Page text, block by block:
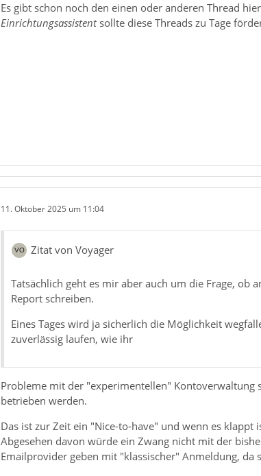
Es gibt schon noch den einen oder anderen Thread
Einrichtungsassistentsollte diese Threads zu Tage
11. Oktober 2025 um 11:04
Zitat von Voyager
Tatsächlich geht es mir aber auch um die Frage, ob
Report schreiben.
Eines Tages wird ja sicherlich die Möglichkeit
zuverlässig laufen, wie ihr
Probleme mit der "experimentellen"
betrieben werden.
Das ist zur Zeit ein "Nice-to-have" und wenn es
Abgesehen davon würde ein Zwang nicht mit der
Emailprovider geben mit "klassischer" Anmeldung, da